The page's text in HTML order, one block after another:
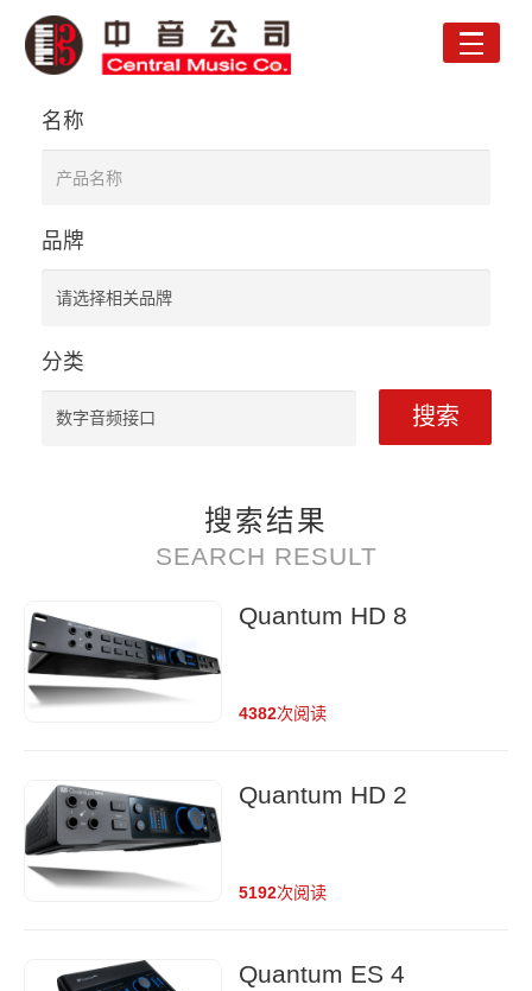
Toggle
名称
品牌
分类
搜索
搜索结果
SEARCH RESULT
Quantum HD 8
4382次阅读
Quantum HD 2
5192次阅读
Quantum ES 4